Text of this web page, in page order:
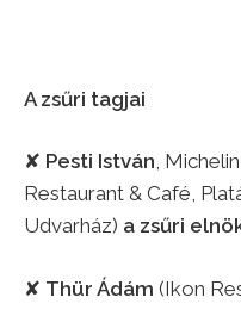
A zsűri tagjai
✘ Pesti István,
Restaurant & Café,
Udvarház) a zsűri
✘ Thür Ádám (Ikon